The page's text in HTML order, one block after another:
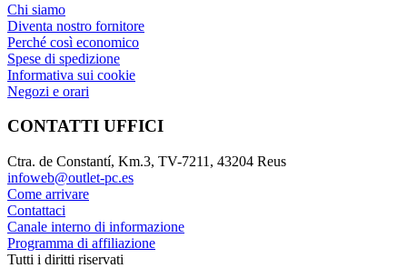
Chi siamo
Diventa nostro fornitore
Perché così economico
Spese di spedizione
Informativa sui cookie
Negozi e orari
CONTATTI UFFICI
Ctra. de Constantí, Km.3, TV-7211, 43204 Reus
infoweb@outlet-pc.es
Come arrivare
Contattaci
Canale interno di informazione
Programma di affiliazione
Tutti i diritti riservati